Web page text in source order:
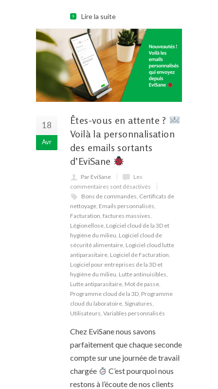
Lire la suite
18
Avr
Êtes-vous en attente ?
Voilà la personnalisation
des emails sortants
d’EviSane
Par EviSane
Les
commentaires sont désactivés
Bons de commandes, Certificats de
nettoyage, Emails personnalisés,
Facturation, factures massives,
Légionellose, Logiciel cloud de la 3D et
hygiène du milieu, Logiciel cloud de
sécurité alimentaire, Logiciel cloud lutte
antiparasitaire, Logiciel de Facturation,
Logiciel pour entreprises de la 3D et
hygiène du milieu, Lutte antinuisibles,
Lutte antiparasitaire, Mot de passe,
Programme cloud de la 3D, Programme
cloud du laboratoire, Signatures,
Utilisateurs, Variables personnalisés
Chez EviSane nous savons
parfaitement que chaque seconde
compte sur une journée de travail
chargée
C’est pourquoi nous
restons à l’écoute de nos clients